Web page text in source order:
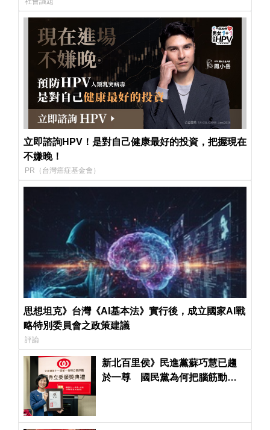
立即諮詢HPV！是對自己健康最好的投資，把握現在
不嫌晚！
PR（台灣癌症基金會）
思想坦克》台灣《AI基本法》實行後，成立國家AI戰
略特別委員會之政策建議
評論
新北百里侯》民進黨蘇巧慧已趨
於一尊 國民黨為何把腦筋動到